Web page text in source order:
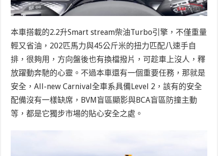
本車搭載的2.2升Smart stream柴油Turbo引擎，不僅重量
輕又省油，202匹馬力與45公斤米的扭力匹配八速手自
排，很夠用，方向盤後也有換檔撥片，可趁車上沒人，釋
放躍動奔馳的心靈。不過本車還有一個重要任務，那就是
安全，All-new Carnival全車系具備Level 2，該有的安全
配備沒有一樣缺席，BVM盲區顯影與BCA盲區防撞主動
等，都是它獨步市場的貼心安全之處。